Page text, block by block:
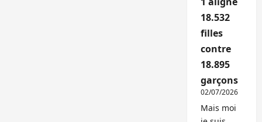
18.532
filles
contre
18.895
garçons
02/07/2026
Mais moi